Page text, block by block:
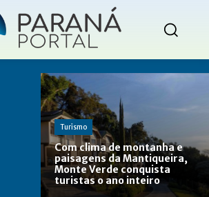
Turismo
Com clima de montanha e
paisagens da Mantiqueira,
Monte Verde conquista
turistas o ano inteiro